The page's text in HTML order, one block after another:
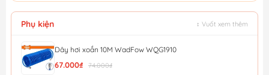
Phụ kiện ↕ Vuốt xem thêm
Dây hơi xoắn 10M WadFow WQG1910
67.000₫ 74.000₫